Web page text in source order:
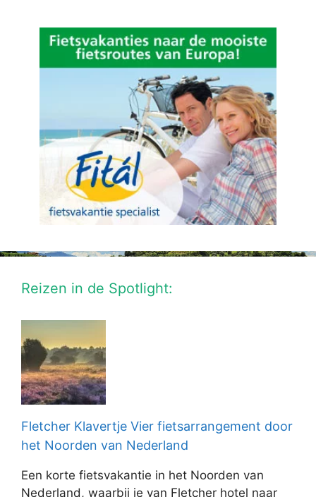
Reizen in de Spotlight:
Fletcher Klavertje Vier fietsarrangement door
het Noorden van Nederland
Een korte fietsvakantie in het Noorden van
Nederland, waarbij je van Fletcher hotel naar